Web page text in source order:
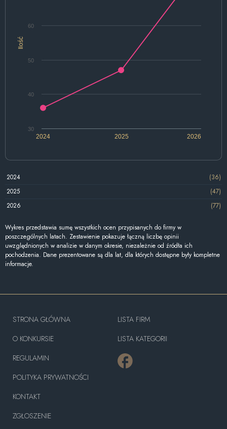
Ilość
2024 2025 2026
30
40
50
60
2024
(36)
2025
(47)
2026
(77)
Wykres przedstawia sumę wszystkich ocen przypisanych do firmy w
poszczególnych latach. Zestawienie pokazuje łączną liczbę opinii
uwzględnionych w analizie w danym okresie, niezależnie od źródła ich
pochodzenia. Dane prezentowane są dla lat, dla których dostępne były kompletne
informacje.
STRONA GŁÓWNA
O KONKURSIE
REGULAMIN
POLITYKA PRYWATNOŚCI
KONTAKT
ZGŁOSZENIE
LISTA FIRM
LISTA KATEGORII